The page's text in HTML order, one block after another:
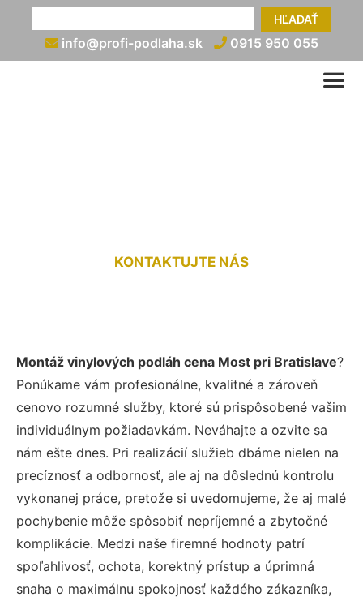
HĽADAŤ
info@profi-podlaha.sk 0915 950 055
KONTAKTUJTE NÁS
Montáž vinylových podláh cena Most pri Bratislave?
Ponúkame vám profesionálne, kvalitné a zároveň
cenovo rozumné služby, ktoré sú prispôsobené vašim
individuálnym požiadavkám. Neváhajte a ozvite sa
nám ešte dnes. Pri realizácií služieb dbáme nielen na
precíznosť a odbornosť, ale aj na dôslednú kontrolu
vykonanej práce, pretože si uvedomujeme, že aj malé
pochybenie môže spôsobiť nepríjemné a zbytočné
komplikácie. Medzi naše firemné hodnoty patrí
spoľahlivosť, ochota, korektný prístup a úprimná
snaha o maximálnu spokojnosť každého zákazníka,